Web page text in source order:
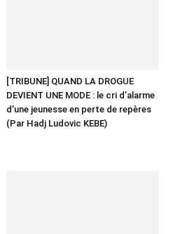
[TRIBUNE] QUAND LA DROGUE
DEVIENT UNE MODE : le cri d’alarme
d’une jeunesse en perte de repères
(Par Hadj Ludovic KEBE)